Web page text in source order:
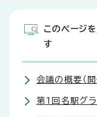
このページ
す
会議の概要（
第1回名駅グ